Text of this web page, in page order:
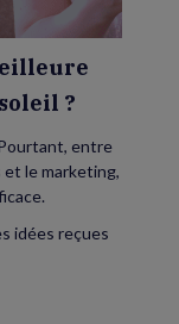
?
entre
le marketing,
idées reçues